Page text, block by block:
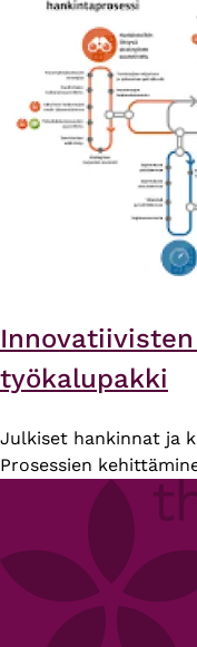
työkalupakki
Julkiset hankinnat ja
Prosessien